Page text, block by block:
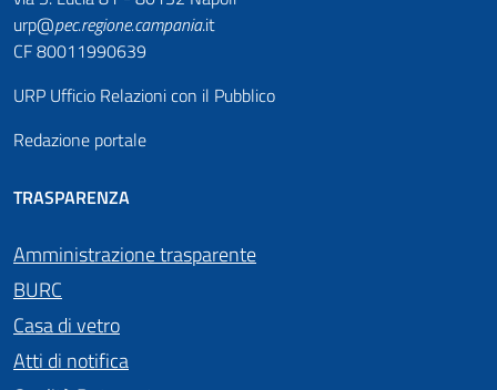
urp@pec.regione.campania.it
CF 80011990639
URP Ufficio Relazioni con il Pubblico
Redazione portale
TRASPARENZA
Amministrazione trasparente
BURC
Casa di vetro
Atti di notifica